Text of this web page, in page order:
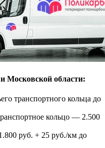
Московской области:
транспортного кольца до
кольцо — 2.500
руб. + 25 руб./км до